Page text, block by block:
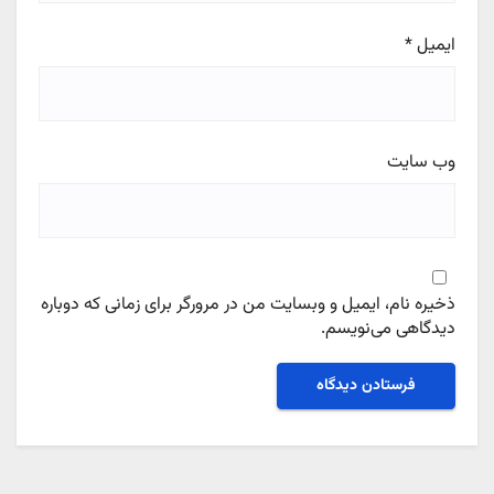
ایمیل*
وب‌ سایت
ذخیره نام، ایمیل و وبسایت من در مرورگر برای زمانی که دوباره
دیدگاهی می‌نویسم.